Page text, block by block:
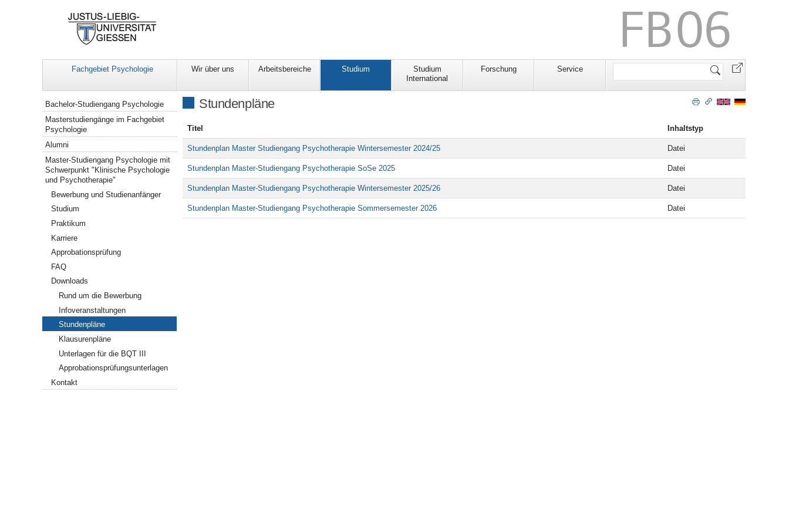
Fachgebiet Psychologie Wir über uns Arbeitsbereiche Studium
Studium
International
Forschung Service
Website
Stundenpläne
Titel Inhaltstyp
Stundenplan Master Studiengang Psychotherapie Wintersemester 2024/25 Datei
Stundenplan Master-Studiengang Psychotherapie SoSe 2025 Datei
Stundenplan Master-Studiengang Psychotherapie Wintersemester 2025/26 Datei
Stundenplan Master-Studiengang Psychotherapie Sommersemester 2026 Datei
Navigation
Bachelor-Studiengang Psychologie
Masterstudiengänge im Fachgebiet
Psychologie
Alumni
Master-Studiengang Psychologie mit
Schwerpunkt "Klinische Psychologie
und Psychotherapie"
Bewerbung und Studienanfänger
Studium
Praktikum
Karriere
Approbationsprüfung
FAQ
Downloads
Rund um die Bewerbung
Infoveranstaltungen
Stundenpläne
Klausurenpläne
Unterlagen für die BQT III
Approbationsprüfungsunterlagen
Kontakt